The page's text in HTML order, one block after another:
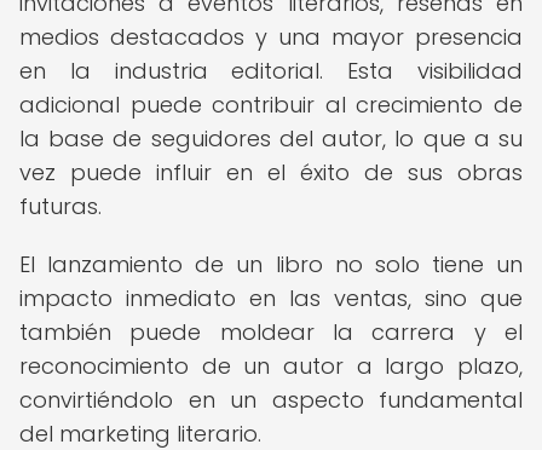
medios destacados y una mayor presencia
en la industria editorial. Esta visibilidad
adicional puede contribuir al crecimiento de
la base de seguidores del autor, lo que a su
vez puede influir en el éxito de sus obras
futuras.
El lanzamiento de un libro no solo tiene un
impacto inmediato en las ventas, sino que
también puede moldear la carrera y el
reconocimiento de un autor a largo plazo,
convirtiéndolo en un aspecto fundamental
del marketing literario.